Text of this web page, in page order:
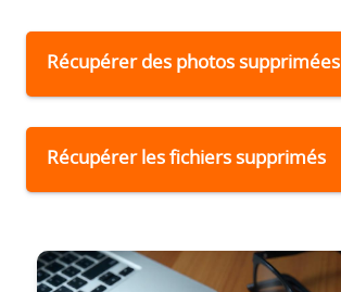
Récupérer des photos supprimées
Récupérer les fichiers supprimés